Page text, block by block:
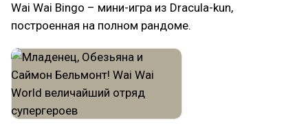
Wai Wai Bingo – мини-игра из Dracula-kun,
построенная на полном рандоме.